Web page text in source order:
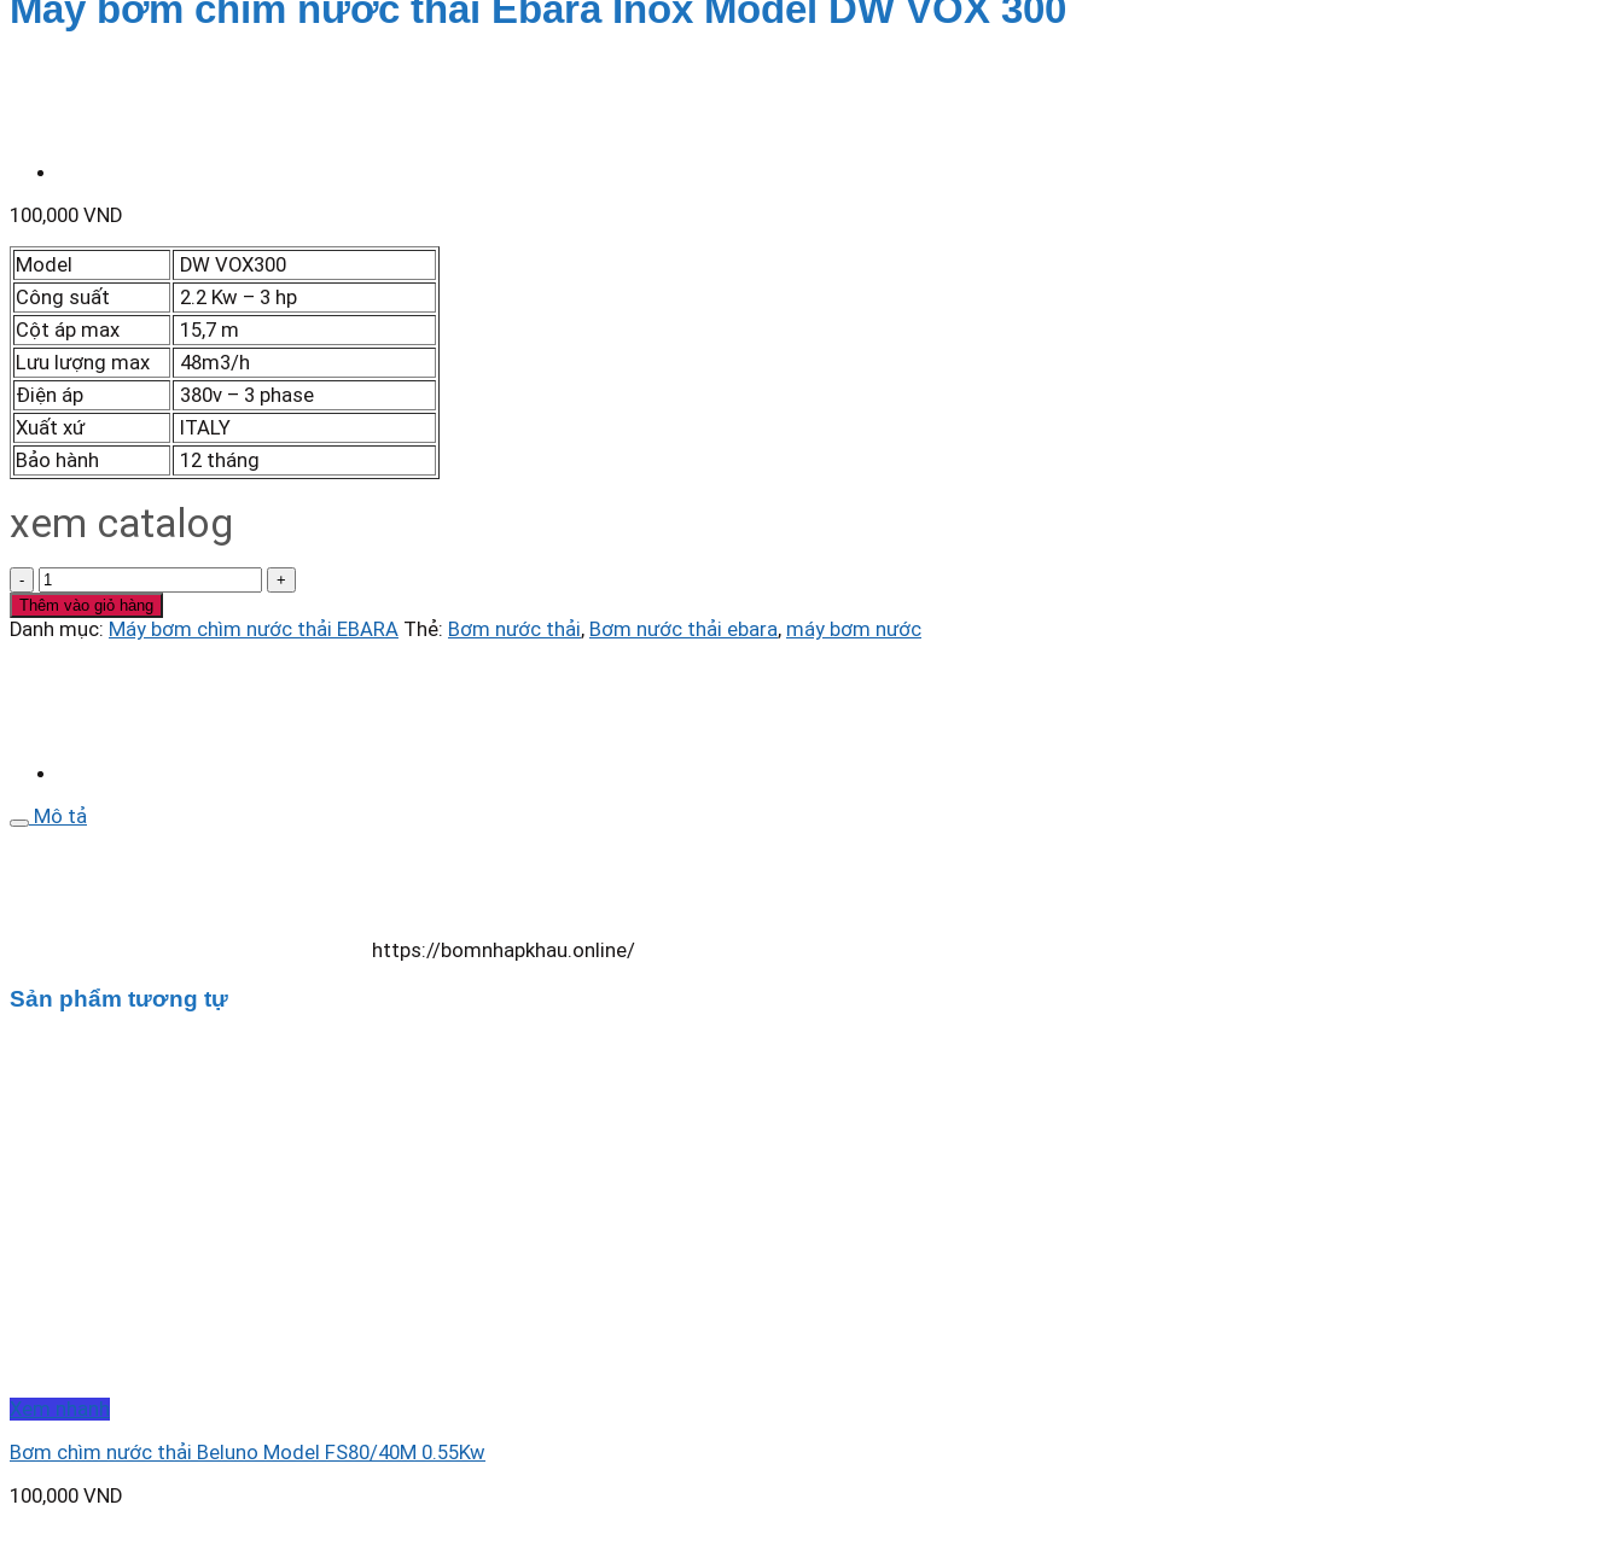
100,000 VND
Model
DW VOX300
Công suất
2.2 Kw – 3 hp
Cột áp max
15,7 m
Lưu lượng max
48m3/h
Điện áp
380v – 3 phase
Xuất xứ
ITALY
Bảo hành
12 tháng
xem catalog
Máy
bơm
chìm
nước
VOX
300
số
Thêm vào giỏ hàng
Danh mục: Máy bơm chìm nước thải EBARA Thẻ: Bơm nước thải, Bơm nước thải ebara, máy bơm nước
Mô tả
https://bomnhapkhau.online/
Sản phẩm tương tự
Xem nhanh
Bơm chìm nước thải Beluno Model FS80/40M 0.55Kw
100,000 VND